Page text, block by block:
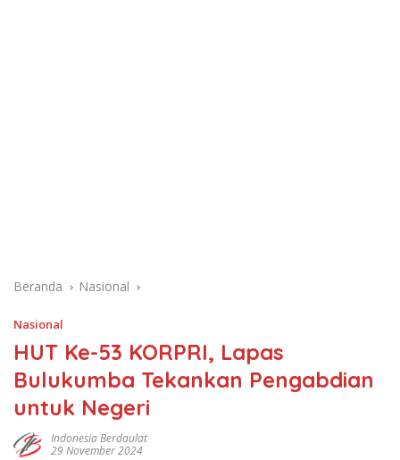
Beranda Nasional
Nasional
HUT Ke-53 KORPRI, Lapas
Bulukumba Tekankan Pengabdian
untuk Negeri
Indonesia Berdaulat
29 November 2024